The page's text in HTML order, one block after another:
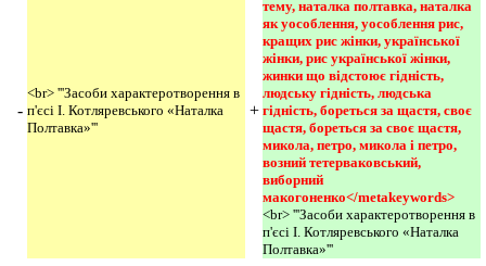
-
<br> '''Засоби характеротворення в
п'єсі І. Котляревського «Наталка
Полтавка»'''
+
тему, наталка полтавка, наталка
як уособлення, уособлення рис,
кращих рис жінки, української
жінки, рис української жінки,
жинки що відстоює гідність,
людську гідність, людська
гідність, бореться за щастя, своє
щастя, бореться за своє щастя,
микола, петро, микола і петро,
возний тетерваковський,
виборний
макогоненко</metakeywords>
<br> '''Засоби характеротворення в
п'єсі І. Котляревського «Наталка
Полтавка»'''